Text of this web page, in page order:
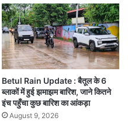
Betul Rain Update : बैतूल के 6
ब्लाकों में हुई झमाझम बारिश, जाने कितने
इंच पहुँचा कुछ बारिश का आंकड़ा
August 9, 2026